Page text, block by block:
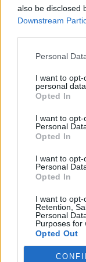
also be disclosed
Downstream
Personal
I want to
personal data.
Opted In
I want to
Personal
Opted In
I want to
Personal
Opted In
I want to opt-
Retention,
Personal
Purposes for
Opted Out
изградени
Општина
© Vecer.mk,